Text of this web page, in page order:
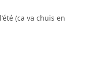
(ca va chuis en